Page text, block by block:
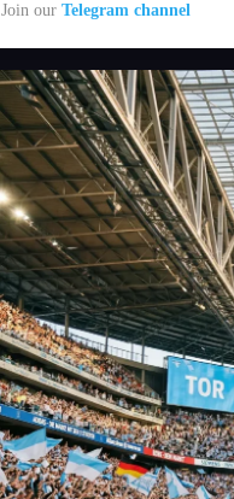
Join our Telegram channel